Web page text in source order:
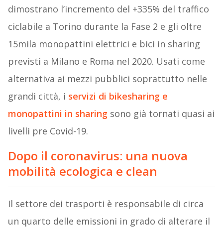
dimostrano l’incremento del +335% del traffico
ciclabile a Torino durante la Fase 2 e gli oltre
15mila monopattini elettrici e bici in sharing
previsti a Milano e Roma nel 2020. Usati come
alternativa ai mezzi pubblici soprattutto nelle
grandi città, i servizi di bikesharing e
monopattini in sharing sono già tornati quasi ai
livelli pre Covid-19.
Dopo il coronavirus: una nuova
mobilità ecologica e clean
Il settore dei trasporti è responsabile di circa
un quarto delle emissioni in grado di alterare il